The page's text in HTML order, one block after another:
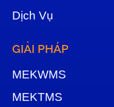
Dịch Vụ
GIẢI PHÁP
MEKWMS
MEKTMS